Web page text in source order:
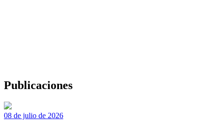
Publicaciones
08 de julio de 2026